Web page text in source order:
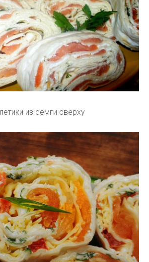
из семги сверху